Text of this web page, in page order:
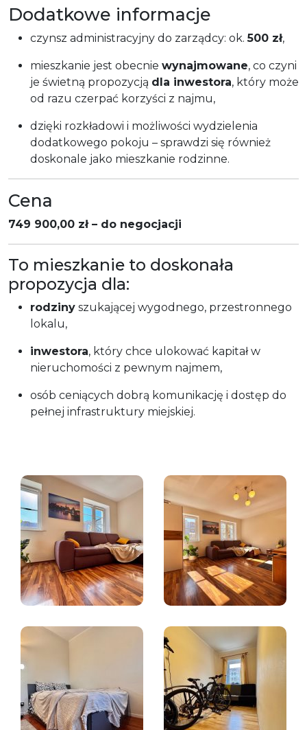
Dodatkowe informacje
czynsz administracyjny do zarządcy: ok.500 zł,
mieszkanie jest obecnie wynajmowane, co czyni
je świetną propozycją dla inwestora, który może
od razu czerpać korzyści z najmu,
dzięki rozkładowi i możliwości wydzielenia
dodatkowego pokoju – sprawdzi się również
doskonale jako mieszkanie rodzinne.
Cena
749 900,00 zł – do negocjacji
To mieszkanie to doskonała
propozycja dla:
rodziny szukającej wygodnego, przestronnego
lokalu,
inwestora, który chce ulokować kapitał w
nieruchomości z pewnym najmem,
osób ceniących dobrą komunikację i dostęp do
pełnej infrastruktury miejskiej.